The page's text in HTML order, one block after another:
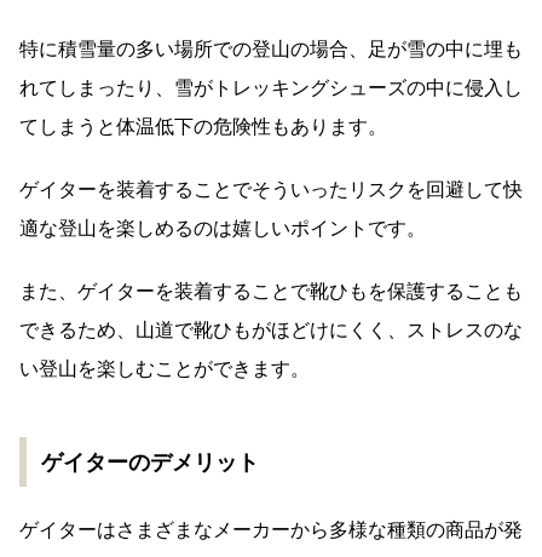
特に積雪量の多い場所での登山の場合、足が雪の中に埋も
れてしまったり、雪がトレッキングシューズの中に侵入し
てしまうと体温低下の危険性もあります。
ゲイターを装着することでそういったリスクを回避して快
適な登山を楽しめるのは嬉しいポイントです。
また、ゲイターを装着することで靴ひもを保護することも
できるため、山道で靴ひもがほどけにくく、ストレスのな
い登山を楽しむことができます。
ゲイターのデメリット
ゲイターはさまざまなメーカーから多様な種類の商品が発